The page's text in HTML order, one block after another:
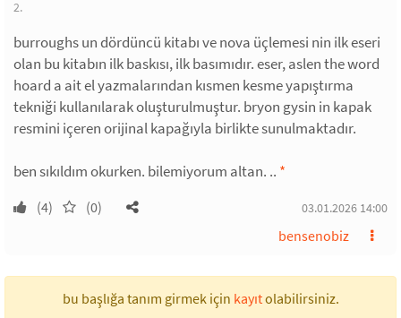
2.
burroughs un dördüncü kitabı ve nova üçlemesi nin ilk eseri
olan bu kitabın ilk baskısı, ilk basımıdır. eser, aslen the word
hoard a ait el yazmalarından kısmen kesme yapıştırma
tekniği kullanılarak oluşturulmuştur. bryon gysin in kapak
resmini içeren orijinal kapağıyla birlikte sunulmaktadır.
ben sıkıldım okurken. bilemiyorum altan. .. *
(4) (0) 03.01.2026 14:00
bensenobiz
bu başlığa tanım girmek için kayıtolabilirsiniz.